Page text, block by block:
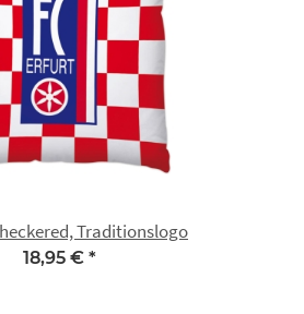
Traditionslogo
18,95 € *